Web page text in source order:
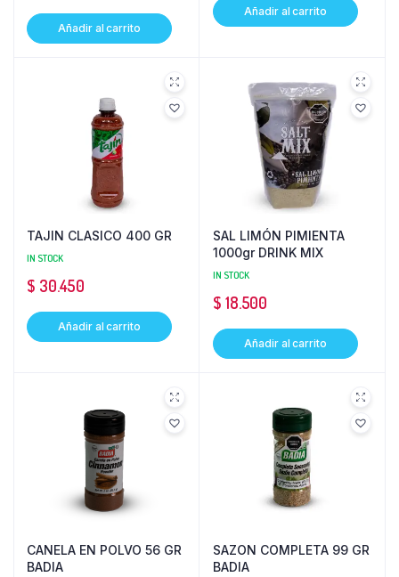
Añadir al carrito
Añadir al carrito
TAJIN CLASICO 400 GR
IN STOCK
$ 30.450
Añadir al carrito
SAL LIMÓN PIMIENTA
1000gr DRINK MIX
IN STOCK
$ 18.500
Añadir al carrito
CANELA EN POLVO 56 GR
BADIA
SAZON COMPLETA 99 GR
BADIA